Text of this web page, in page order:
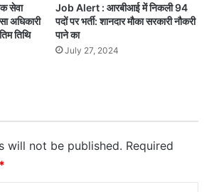
सेवा
अधिकारी
तिथि
Job Alert : आरबीआई में निकली 94
पदों पर भर्ती: शानदार मौका सरकारी नौकरी
पाने का
July 27, 2024
will not be published. Required
*